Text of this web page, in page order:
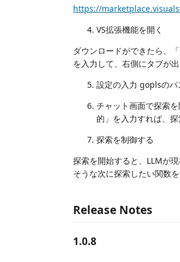
https://
VS拡張機能を開く
ダウンロードができたら、
を入力して、右側にタブが
設定の入力 goplsの
チャット画面で探索
的」を入力すれば、探
探索を制御する
探索を開始すると、LLMが
そうな次に探索したい関数
Release Notes
1.0.8